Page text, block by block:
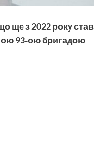
ще з 2022 року став
93-ою бригадою